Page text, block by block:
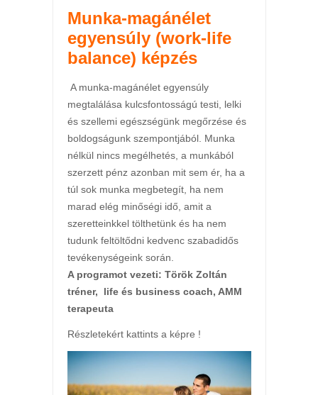
Munka-magánélet
egyensúly (work-life
balance) képzés
A munka-magánélet egyensúly
megtalálása kulcsfontosságú testi, lelki
és szellemi egészségünk megőrzése és
boldogságunk szempontjából. Munka
nélkül nincs megélhetés, a munkából
szerzett pénz azonban mit sem ér, ha a
túl sok munka megbetegít, ha nem
marad elég minőségi idő, amit a
szeretteinkkel tölthetünk és ha nem
tudunk feltöltődni kedvenc szabadidős
tevékenységeink során.
A programot vezeti: Török Zoltán
tréner, life és business coach, AMM
terapeuta
Részletekért kattints a képre !